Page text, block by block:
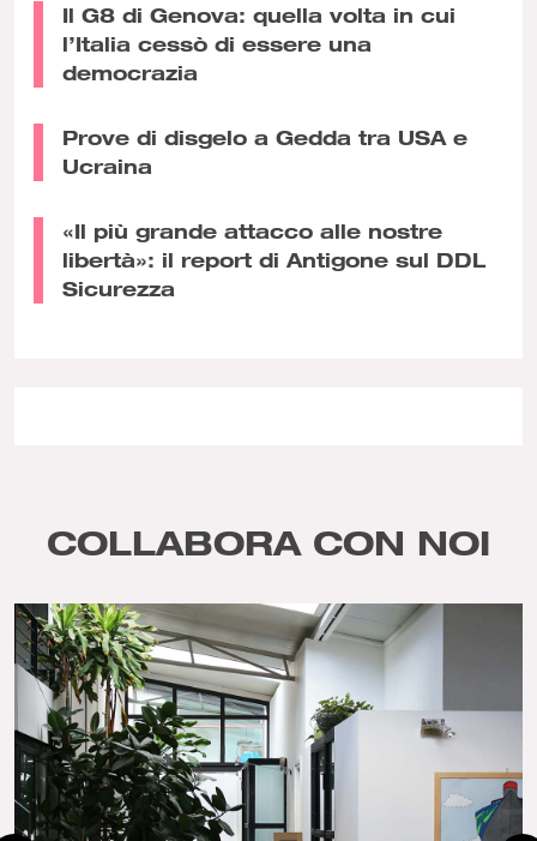
Il G8 di Genova: quella volta in cui
l’Italia cessò di essere una
democrazia
Prove di disgelo a Gedda tra USA e
Ucraina
«Il più grande attacco alle nostre
libertà»: il report di Antigone sul DDL
Sicurezza
COLLABORA CON NOI